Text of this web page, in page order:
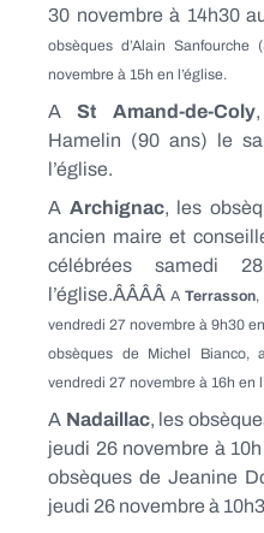
30 novembre à 14h30
obsèques d’Alain
novembre à 15h en l’église.
ASt Amand-de-Coly
Hamelin (90 ans) le
l’église.
A Archignac, les
ancien maire et
célébrées samedi
l’église.ÂÂÂÂATerrasson,
vendredi 27 novembre à 9h30
obsèques de Michel Bianco,
vendredi 27 novembre à 16h en
A Nadaillac, les
jeudi 26 novembre à
obsèques de Jeanine
jeudi 26 novembre à